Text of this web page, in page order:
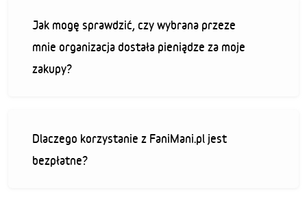
Jak mogę sprawdzić, czy wybrana przeze
mnie organizacja dostała pieniądze za moje
zakupy?
Dlaczego korzystanie z FaniMani.pl jest
bezpłatne?